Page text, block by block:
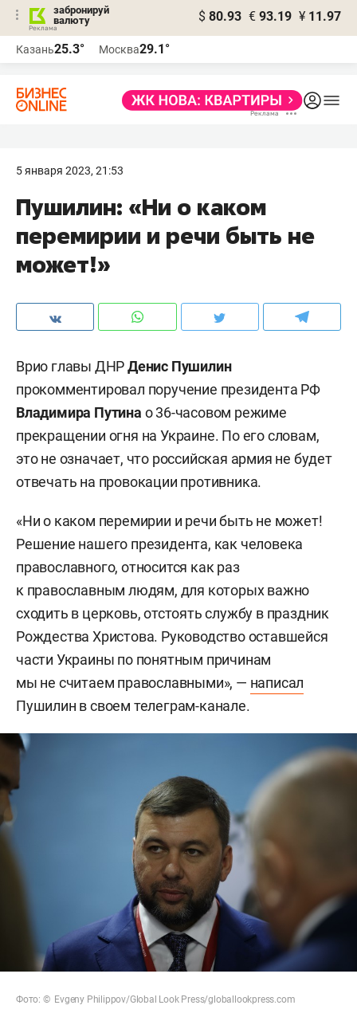
забронируй
валюту
$ 80.93 € 93.19 ¥ 11.97
Казань25.3° Москва29.1°
5 января 2023, 21:53
Пушилин: «Ни о каком
перемирии и речи быть не
может!»
Врио главы ДНРДенис Пушилин
прокомментировал поручение президента РФ
Владимира Путина о 36-часовом режиме
прекращении огня на Украине. По его словам,
это не означает, что российская армия не будет
отвечать на провокации противника.
«Ни о каком перемирии и речи быть не может!
Решение нашего президента, как человека
православного, относится как раз
к православным людям, для которых важно
сходить в церковь, отстоять службу в праздник
Рождества Христова. Руководство оставшейся
части Украины по понятным причинам
мы не считаем православными», — написал
Пушилин в своем телеграм-канале.
Фото: © Evgeny Philippov/Global Look Press/globallookpress.com